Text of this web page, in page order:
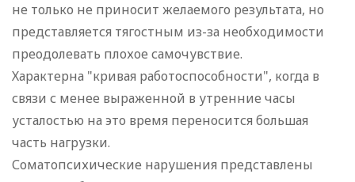
не только не приносит желаемого результата, но
представляется тягостным из-за необходимости
преодолевать плохое самочувствие.
Характерна "кривая работоспособности", когда в
связи с менее выраженной в утренние часы
усталостью на это время переносится большая
часть нагрузки.
Соматопсихические нарушения представлены